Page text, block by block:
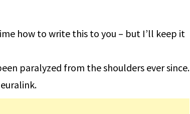
how to write this to you – but I’ll keep it
paralyzed from the shoulders ever since.
.